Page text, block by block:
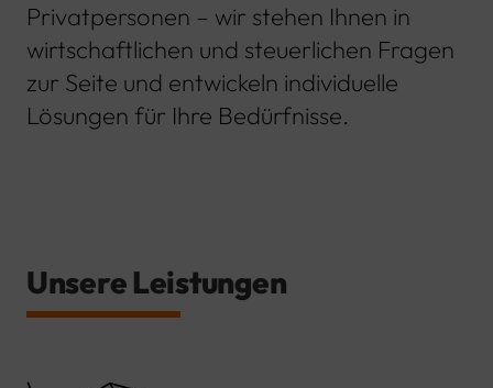
Privatpersonen – wir stehen Ihnen in
wirtschaftlichen und steuerlichen Fragen
zur Seite und entwickeln individuelle
Lösungen für Ihre Bedürfnisse.
Unsere Leistungen